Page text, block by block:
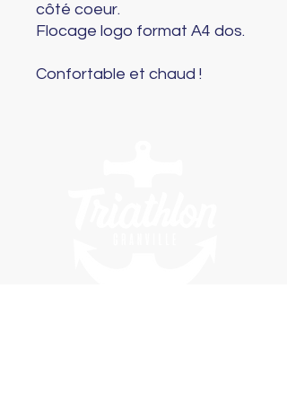
côté coeur.
Flocage logo format A4 dos.
Confortable et chaud !